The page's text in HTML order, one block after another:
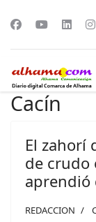
Cacín
El zahorí
de crudo
aprendió
REDACCION